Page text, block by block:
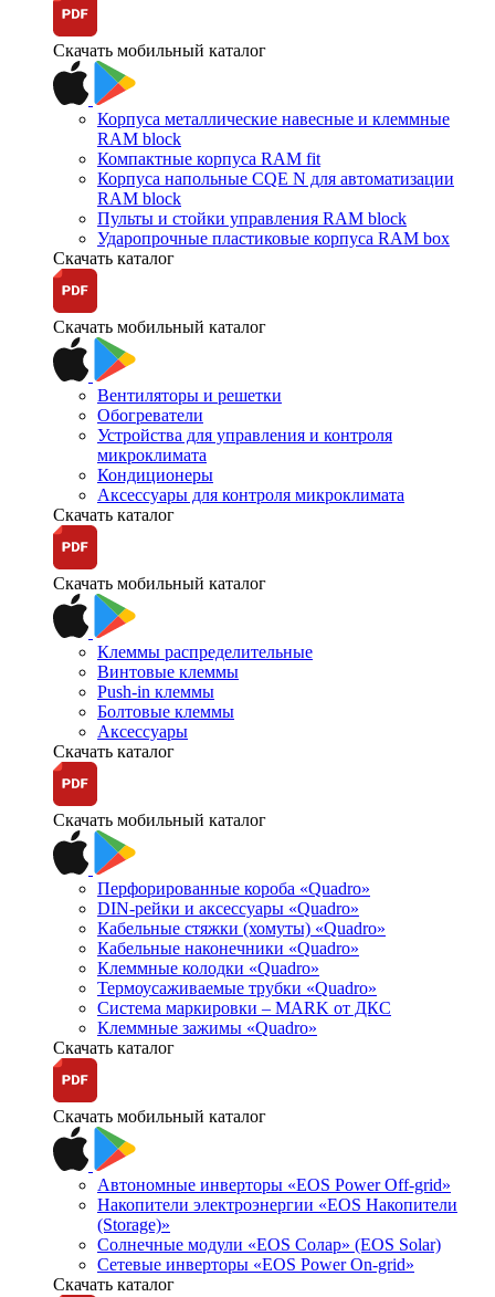
Скачать мобильный каталог
Корпуса металлические навесные и клеммные
RAM block
Компактные корпуса RAM fit
Корпуса напольные CQE N для автоматизации
RAM block
Пульты и стойки управления RAM block
Ударопрочные пластиковые корпуса RAM box
Скачать каталог
Скачать мобильный каталог
Вентиляторы и решетки
Обогреватели
Устройства для управления и контроля
микроклимата
Кондиционеры
Аксессуары для контроля микроклимата
Скачать каталог
Скачать мобильный каталог
Клеммы распределительные
Винтовые клеммы
Push-in клеммы
Болтовые клеммы
Аксессуары
Скачать каталог
Скачать мобильный каталог
Перфорированные короба «Quadro»
DIN-рейки и аксессуары «Quadro»
Кабельные стяжки (хомуты) «Quadro»
Кабельные наконечники «Quadro»
Клеммные колодки «Quadro»
Термоусаживаемые трубки «Quadro»
Система маркировки – MARK от ДКС
Клеммные зажимы «Quadro»
Скачать каталог
Скачать мобильный каталог
Автономные инверторы «EOS Power Off-grid»
Накопители электроэнергии «EOS Накопители
(Storage)»
Солнечные модули «EOS Солар» (EOS Solar)
Сетевые инверторы «EOS Power On-grid»
Скачать каталог